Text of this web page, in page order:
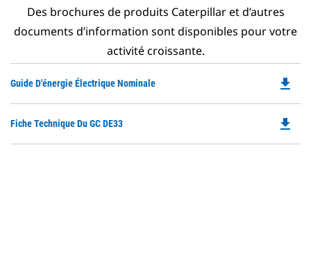
Des brochures de produits Caterpillar et d’autres
documents d’information sont disponibles pour votre
activité croissante.
Guide D'énergie Électrique Nominale
a
file_download
Fiche Technique Du GC DE33 file_download